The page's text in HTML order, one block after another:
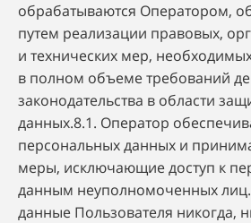
обрабатываются Оператором,
путем реализации правовых,
и технических мер,
в полном объеме требований
законодательства в области
данных.8.1. Оператор
персональных данных и
меры, исключающие доступ к
данным неуполномоченных
данные Пользователя никогда,